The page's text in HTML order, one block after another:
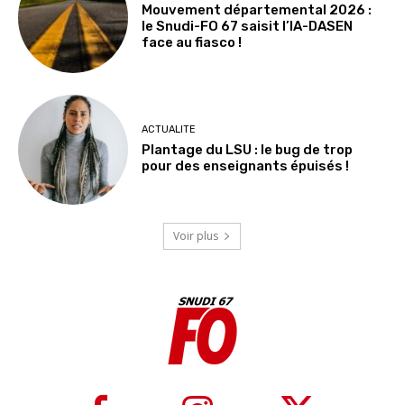
Mouvement départemental 2026 :
le Snudi-FO 67 saisit l’IA-DASEN
face au fiasco !
ACTUALITE
Plantage du LSU : le bug de trop
pour des enseignants épuisés !
Voir plus